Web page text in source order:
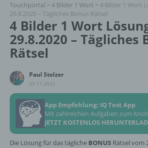
Touchportal > 4 Bilder 1 Wort > 4 Bilder 1 Wort
29.8.2020 – Tägliches Bonus Rätsel
4 Bilder 1 Wort
29.8.2020 – Tägliches
Rätsel
Paul Stelzer
09.11.2022
App Empfehlung: IQ Test App
Mit zahlreichen Aufgaben zum
JETZT KOSTENLOS
Die Lösung für das tägliche BONUS Rätsel vom